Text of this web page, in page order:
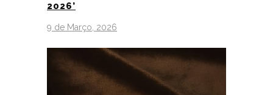
2026’
9 de Março, 2026